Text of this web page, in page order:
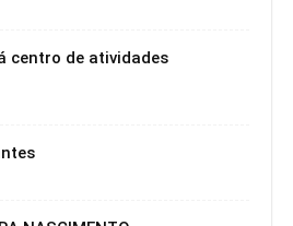
centro de atividades